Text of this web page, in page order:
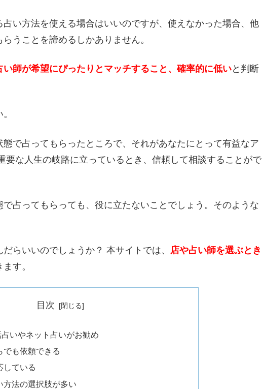
い方法を使える場合はいいのですが、使えなかった場合、他
うことを諦めるしかありません。
い師が希望にぴったりとマッチすること、確率的に低いと判断
で占ってもらったところで、それがあなたにとって有益なア
要な人生の岐路に立っているとき、信頼して相談することがで
占ってもらっても、役に立たないことでしょう。そのような
らいいのでしょうか？ 本サイトでは、 店や占い師を選ぶとき
す。
目次
いやネット占いがお勧め
でも依頼できる
している
方法の選択肢が多い